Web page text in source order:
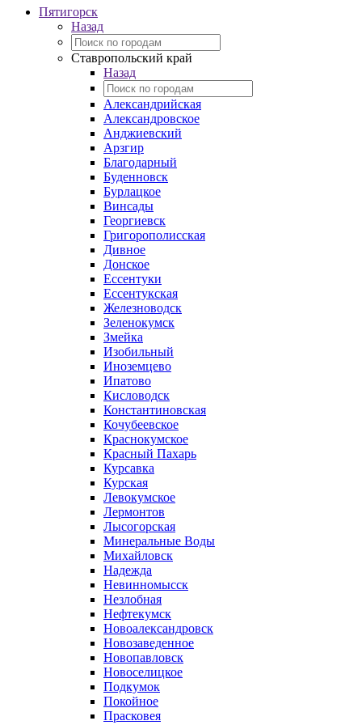
Пятигорск
Назад
Ставропольский край
Назад
Александрийская
Александровское
Анджиевский
Арзгир
Благодарный
Буденновск
Бурлацкое
Винсады
Георгиевск
Григорополисская
Дивное
Донское
Ессентуки
Ессентукская
Железноводск
Зеленокумск
Змейка
Изобильный
Иноземцево
Ипатово
Кисловодск
Константиновская
Кочубеевское
Краснокумское
Красный Пахарь
Курсавка
Курская
Левокумское
Лермонтов
Лысогорская
Минеральные Воды
Михайловск
Надежда
Невинномысск
Незлобная
Нефтекумск
Новоалександровск
Новозаведенное
Новопавловск
Новоселицкое
Подкумок
Покойное
Прасковея